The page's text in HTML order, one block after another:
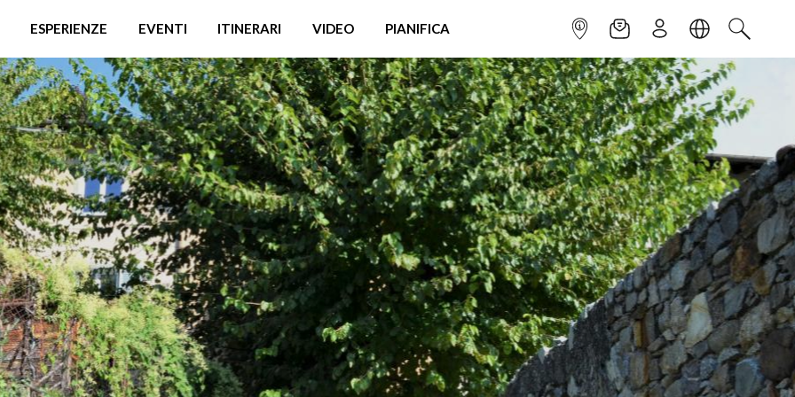
ESPERIENZE EVENTI ITINERARI VIDEO PIANIFICA INFOPOINTNEWSLETTER
ISCRIVITILINGUACERCA